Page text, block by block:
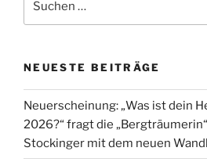
nach:
NEUESTE BEITRÄGE
Neuerscheinung: „Was ist dein
2026?“ fragt die
Stockinger mit dem neuen